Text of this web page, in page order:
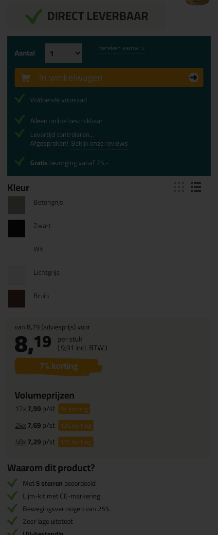
DIRECT LEVERBAAR
Kleur
Betongrijs
Zwart
Wit
Lichtgrijs
Bruin
van8,79(adviesprijs) voor
8,19 per stuk
(9,91 incl. BTW )
7% korting
Volumeprijzen
12x7,99p/st 9%korting
24x7,69p/st 13%korting
48x7,29p/st 17%korting
Aantal bereken aantal >
In winkelwagen
Voldoende voorraad
Alleen online beschikbaar
Levertijd controleren...
Afgesproken! Bekijk onze reviews
Gratisbezorging vanaf 75,-
Waarom dit product?
Met5 sterrenbeoordeeld
Lijm-kit met CE-markering
Bewegingsvermogen van 25%
Zeer lage uitstoot